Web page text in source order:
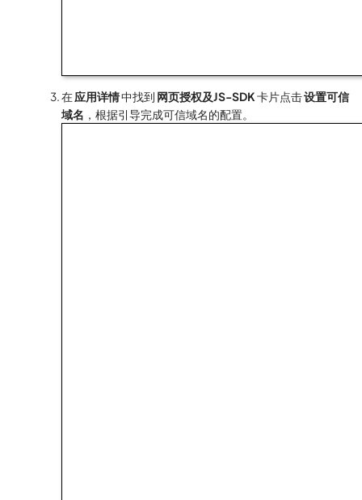
在应用详情中找到 网页授权及JS-SDK卡片点击设置可信
域名 ，根据引导完成可信域名的配置。